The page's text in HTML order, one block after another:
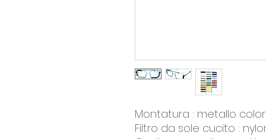
Montatura : metallo
Filtro da sole cucito :